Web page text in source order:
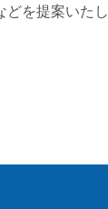
どを提案いたし